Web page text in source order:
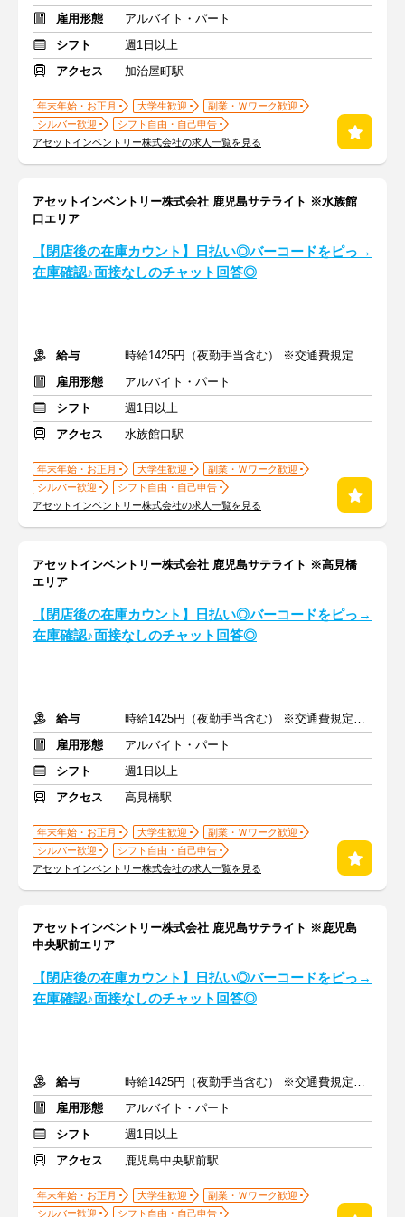
雇用形態
アルバイト・パート
シフト
週1日以上
アクセス
加治屋町駅
年末年始・お正月 大学生歓迎
副業・Ｗワーク歓迎
シルバー歓迎
シフト自由・自己申告
アセットインベントリー株式会社の求人一覧を見る
アセットインベントリー株式会社 鹿児島サテライト ※水族館
口エリア
【閉店後の在庫カウント】日払い◎バーコードをピっ→
在庫確認♪面接なしのチャット回答◎
給与
時給1425円（夜勤手当含む） ※交通費規定内支給
雇用形態
アルバイト・パート
シフト
週1日以上
アクセス
水族館口駅
年末年始・お正月 大学生歓迎
副業・Ｗワーク歓迎
シルバー歓迎
シフト自由・自己申告
アセットインベントリー株式会社の求人一覧を見る
アセットインベントリー株式会社 鹿児島サテライト ※高見橋
エリア
【閉店後の在庫カウント】日払い◎バーコードをピっ→
在庫確認♪面接なしのチャット回答◎
給与
時給1425円（夜勤手当含む） ※交通費規定内支給
雇用形態
アルバイト・パート
シフト
週1日以上
アクセス
高見橋駅
年末年始・お正月 大学生歓迎
副業・Ｗワーク歓迎
シルバー歓迎
シフト自由・自己申告
アセットインベントリー株式会社の求人一覧を見る
アセットインベントリー株式会社 鹿児島サテライト ※鹿児島
中央駅前エリア
【閉店後の在庫カウント】日払い◎バーコードをピっ→
在庫確認♪面接なしのチャット回答◎
給与
時給1425円（夜勤手当含む） ※交通費規定内支給
雇用形態
アルバイト・パート
シフト
週1日以上
アクセス
鹿児島中央駅前駅
年末年始・お正月 大学生歓迎
副業・Ｗワーク歓迎
シルバー歓迎
シフト自由・自己申告